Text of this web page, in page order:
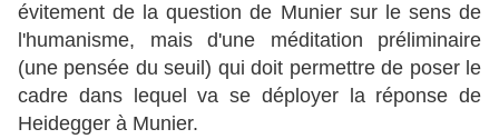
évitement de la question de Munier sur le sens de
l'humanisme, mais d'une méditation préliminaire
(une pensée du seuil) qui doit permettre de poser le
cadre dans lequel va se déployer la réponse de
Heidegger à Munier.